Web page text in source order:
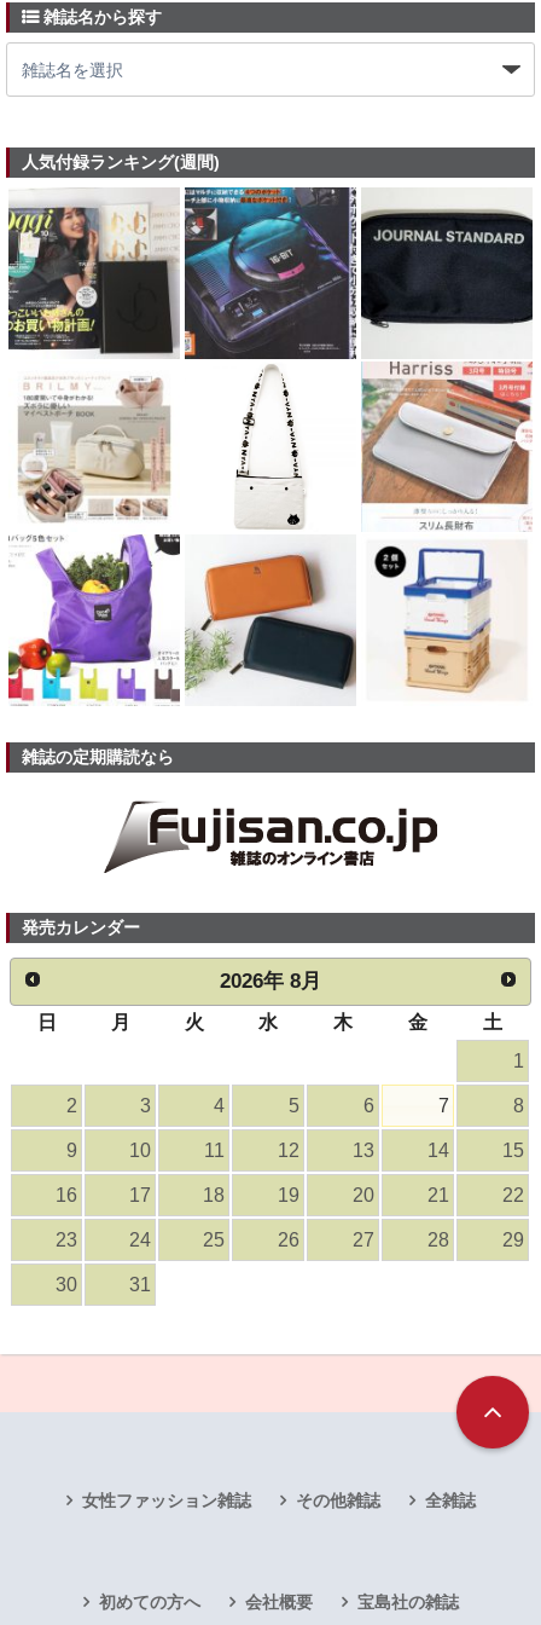
雑誌名から探す
人気付録ランキング(週間)
雑誌の定期購読なら
発売カレンダー
2026年 8月
日 月 火 水 木 金
土
1
2 3 4 5 6 7 8
9 10 11 12 13 14 15
16 17 18 19 20 21 22
23 24 25 26 27 28 29
30 31
女性ファッション雑誌 その他雑誌 全雑誌
初めての方へ 会社概要 宝島社の雑誌